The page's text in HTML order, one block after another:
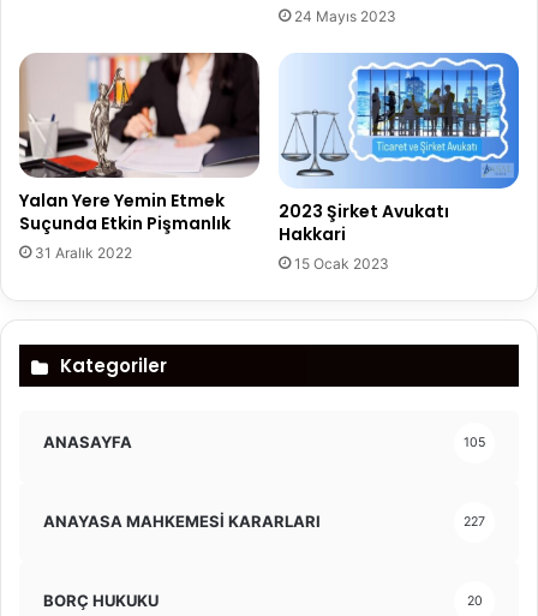
24 Mayıs 2023
Yalan Yere Yemin Etmek
Suçunda Etkin Pişmanlık
31 Aralık 2022
2023 Şirket Avukatı
Hakkari
15 Ocak 2023
Kategoriler
ANASAYFA 105
ANAYASA MAHKEMESİ KARARLARI 227
BORÇ HUKUKU 20